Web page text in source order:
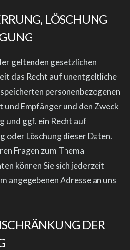
LÖSCHUNG
geltenden gesetzlichen
das Recht auf unentgeltliche
personenbezogenen
Empfänger und den Zweck
und ggf. ein Recht auf
oder Löschung dieser Daten.
Fragen zum Thema
können Sie sich jederzeit
angegebenen Adresse an uns
DER